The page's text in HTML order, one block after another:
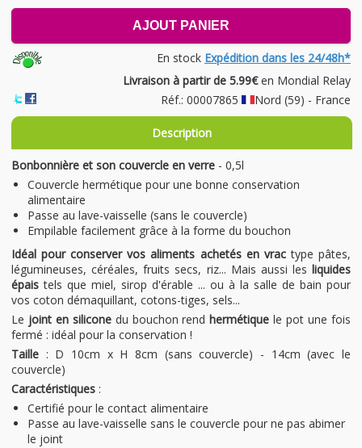
AJOUT PANIER
En stock Expédition dans les 24/48h*
Livraison à partir de 5.99€en Mondial Relay
Réf.: 00007865
Nord (59) - France
Description
Bonbonnière et son couvercle en verre - 0,5l
Couvercle hermétique pour une bonne conservation
alimentaire
Passe au lave-vaisselle (sans le couvercle)
Empilable facilement grâce à la forme du bouchon
Idéal pour conserver vos aliments achetés en vractype pâtes,
légumineuses, céréales, fruits secs, riz... Mais aussi les liquides
épais tels que miel, sirop d'érable ... ou à la salle de bain pour
vos coton démaquillant, cotons-tiges, sels...
Le joint en siliconedu bouchon rendhermétiquele pot une fois
fermé : idéal pour la conservation !
Taille : D 10cm x H 8cm (sans couvercle) - 14cm (avec le
couvercle)
Caractéristiques :
Certifié pour le contact alimentaire
Passe au lave-vaisselle sans le couvercle pour ne pas abimer
le joint